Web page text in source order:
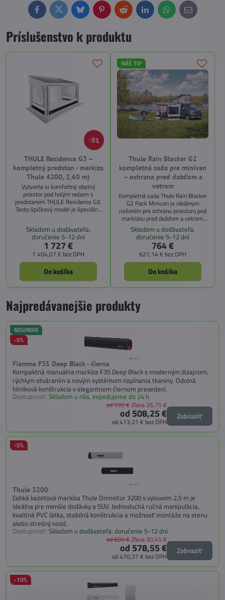
FacebookTwitterBlueskyPinterestReddit LinkedInWhatsApp
E-
mail
Príslušenstvo k produktu
5%
THULE Residence G3 –
kompletný predstan - markíza
Thule 4200, 2,60 m)
Vytvorte si komfortný obytný
priestor pod holým nebom s
predstanom THULE Residence G3.
Tento špičkový model je špeciálne
Mercedes Vito/V-Class v
kombinácii s markízou Thule
Omnistor 4200 (dĺžka 2,60 m).
Perfektné riešenie pre pohodlné
kempovanie s maximálnou ochranou
pred vetrom a dažďom.
Skladom u dodávateľa:
doručenie 5-12 dní
1 727 €
1 404,07 € bez DPH
Do košíka
NÁŠ TIP
Thule Rain Blocker G2
kompletná sada pre minivan
– ochrana pred dažďom a
vetrom
Kompletná sada Thule Rain Blocker
G2 Pack Minivan je ideálnym
riešením pre ochranu priestoru pod
markízou pred dažďom a vetrom.
Obsahuje 2 bočné steny a 2 predné
panely (šírka 1,27 m), ktoré sú
kompatibilné s markízami Thule
Omnistor 5102 a 4200/4900 s
dĺžkou 2,60 m.
Skladom u dodávateľa:
doručenie 5-12 dní
764 €
621,14 € bez DPH
Do košíka
Najpredávanejšie produkty
Fiamma F35 Deep Black - čierna
NOVINKA
-5%
Kompaktná manuálna markíza F35 Deep Black s moderným dizajnom,
rýchlym otváraním a novým systémom napínania tkaniny. Odolná
hliníková konštrukcia v elegantnom čiernom prevedení.
Dostupnosť: Skladom u nás, expedujeme do 24 h
od 508,25 €
od 413,21 € bez DPH
od 535 €Zľava 26,75 €
Zobraziť
Thule 3200
-5%
Ľahká kazetová markíza Thule Omnistor 3200 s výsuvom 2,5 m je
ideálna pre menšie dodávky a SUV. Jednoduchá ručná manipulácia,
kvalitná PVC látka, stabilná konštrukcia a možnosť montáže na stenu
alebo strešný nosič.
Dostupnosť: Skladom u dodávateľa: doručenie 5-12 dní
od 578,55 €
od 470,37 € bez DPH
od 609 €Zľava 30,45 €
Zobraziť
-10%